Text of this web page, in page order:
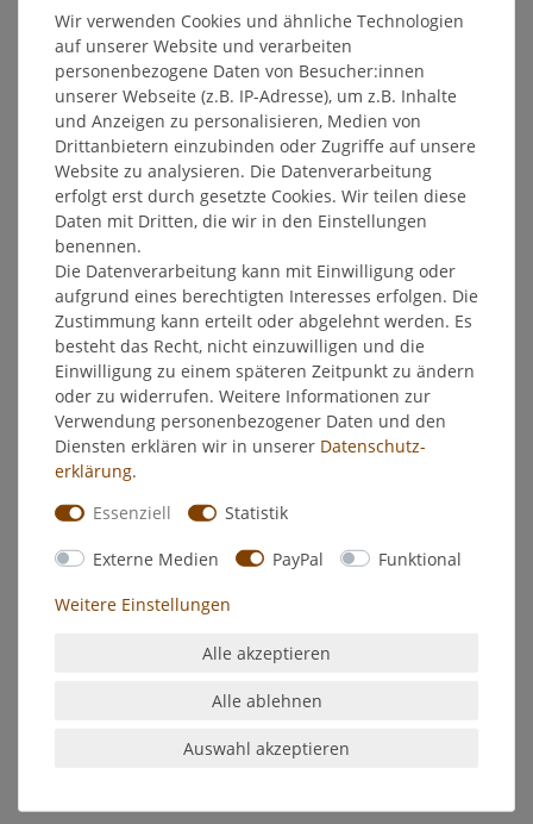
Wunschliste
* inkl. ges. MwSt. zzgl.Versandkosten
Beschreibung
Weitere Details
EU-Verantwortlicher
Hersteller
Broil King Pizzastein rechteckig
Der passgenaue rechteckige Pizzastein nimmt den Platz von 2
Baron™ Grillrosten ein und bietet so eine große Backfläche
direkt auf Ihrem Grill.
Dieser doppelseitig verwendbare Stein speichert die Hitze,
und bietet Ihnen die Möglichkeit Pizzen auf dem Grill zu
passend für folgende Modelle: Baron™-Serie, Crown™-
der Pizzastein ersetzt 2 Grillroste der genannten
Wir verwenden Cookies und ähnliche Technologien
auf unserer Website und verarbeiten
personenbezogene Daten von Besucher:innen
unserer Webseite (z.B. IP-Adresse), um z.B. Inhalte
und Anzeigen zu personalisieren, Medien von
Drittanbietern einzubinden oder Zugriffe auf unsere
Website zu analysieren. Die Datenverarbeitung
erfolgt erst durch gesetzte Cookies. Wir teilen diese
Daten mit Dritten, die wir in den Einstellungen
benennen.
Die Datenverarbeitung kann mit Einwilligung oder
aufgrund eines berechtigten Interesses erfolgen. Die
Zustimmung kann erteilt oder abgelehnt werden. Es
besteht das Recht, nicht einzuwilligen und die
Einwilligung zu einem späteren Zeitpunkt zu ändern
oder zu widerrufen. Weitere Informationen zur
Verwendung personenbezogener Daten und den
Diensten erklären wir in unserer Daten­schutz­
erklärung.
Essenziell
Statistik
Externe Medien PayPal Funktional
Weitere Einstellungen
Alle akzeptieren
Alle ablehnen
Auswahl akzeptieren